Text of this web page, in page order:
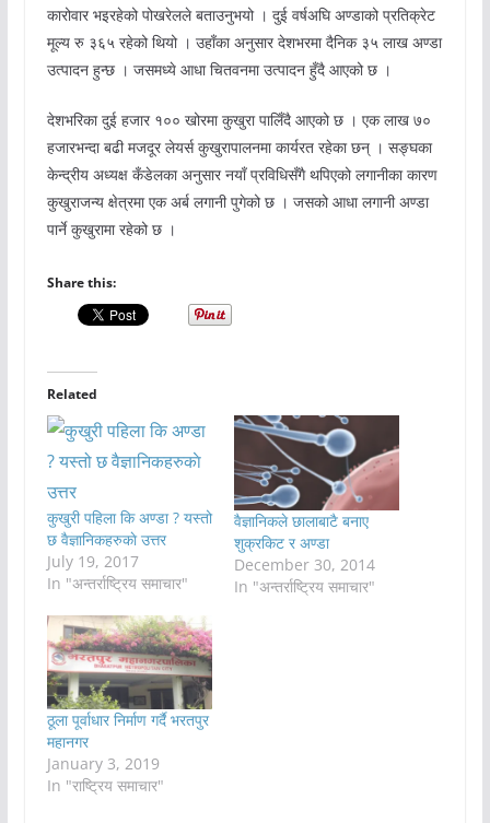
कारोवार भइरहेको पोखरेलले बताउनुभयो । दुई वर्षअघि अण्डाको प्रतिक्रेट
मूल्य रु ३६५ रहेको थियो । उहाँका अनुसार देशभरमा दैनिक ३५ लाख अण्डा
उत्पादन हुन्छ । जसमध्ये आधा चितवनमा उत्पादन हुँदै आएको छ ।
देशभरिका दुई हजार १०० खोरमा कुखुरा पालिँदै आएको छ । एक लाख ७०
हजारभन्दा बढी मजदूर लेयर्स कुखुरापालनमा कार्यरत रहेका छन् । सङ्घका
केन्द्रीय अध्यक्ष कँडेलका अनुसार नयाँ प्रविधिसँगै थपिएको लगानीका कारण
कुखुराजन्य क्षेत्रमा एक अर्ब लगानी पुगेको छ । जसको आधा लगानी अण्डा
पार्ने कुखुरामा रहेको छ ।
Share this:
Related
कुखुरी पहिला कि अण्डा ? यस्तो
छ वैज्ञानिकहरुकाे उत्तर
July 19, 2017
In "अन्तर्राष्ट्रिय समाचार"
वैज्ञानिकले छालाबाटै बनाए
शुक्रकिट र अण्डा
December 30, 2014
In "अन्तर्राष्ट्रिय समाचार"
ठूला पूर्वाधार निर्माण गर्दै भरतपुर
महानगर
January 3, 2019
In "राष्ट्रिय समाचार"